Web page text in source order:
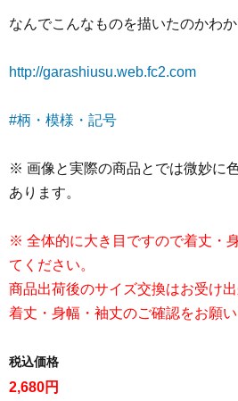
なんでこんなものを描いたのかわ
http://garashiusu.web.fc2.com
#柄・模様・記号
※ 画像と実際の商品とでは微妙に
あります。
※ 全体的に大き目ですので着丈・
てください。
商品出荷後のサイズ交換はお受け
着丈・身幅・袖丈のご確認をお願い
税込価格
2,680円